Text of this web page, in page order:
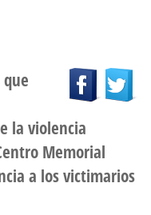
la violencia
Memorial
a los victimarios